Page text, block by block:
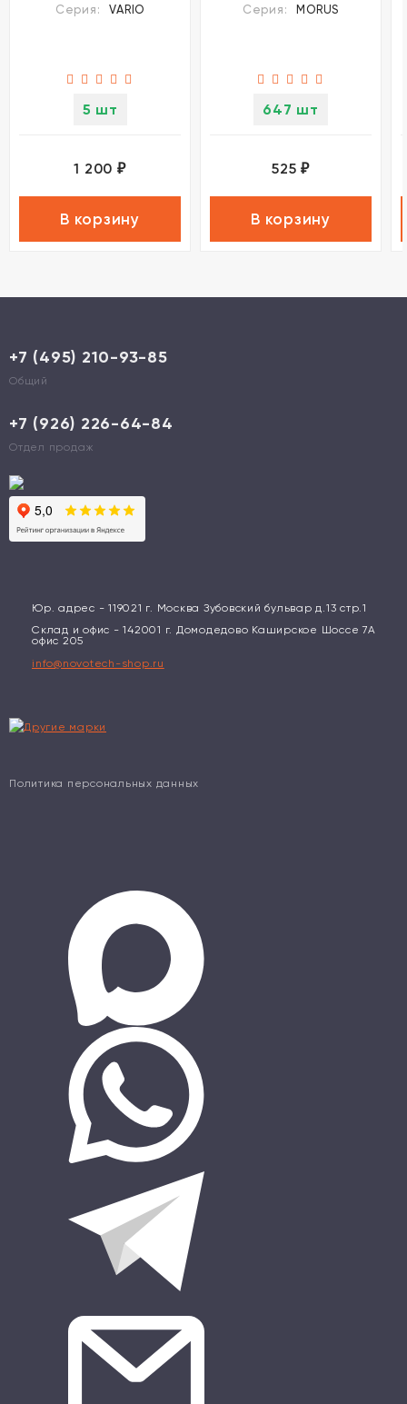
белой внутренней
модуль форм фактора
Серия:
VARIO
5 шт
1 200 ₽
В корзину
GU10 50W 220-240V
Серия:
MORUS
647 шт
525 ₽
В корзину
+7 (495) 210-93-85
Общий
+7 (926) 226-64-84
Отдел продаж
Юр. адрес - 119021 г. Москва Зубовский бульвар д.13 стр.1
Склад и офис - 142001 г. Домодедово Каширское Шоссе 7А
офис 205
info@novotech-shop.ru
Политика персональных данных